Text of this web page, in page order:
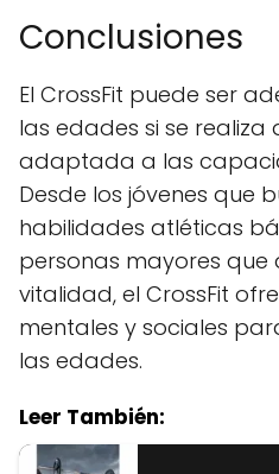
Conclusiones
El CrossFit puede ser
las edades si se
adaptada a las
Desde los jóvenes que
habilidades atléticas
personas mayores que
vitalidad, el CrossFit
mentales y sociales
las edades.
Leer También: